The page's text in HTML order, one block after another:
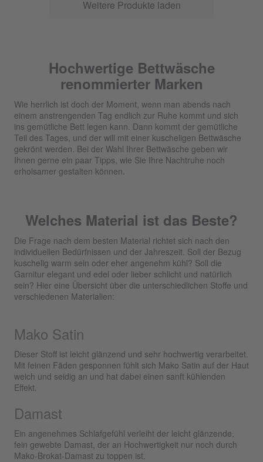
Weitere Produkte laden
Hochwertige Bettwäsche
renommierter Marken
Wie herrlich ist doch der Moment, wenn man abends nach
einem anstrengenden Tag endlich zur Ruhe kommt und sich
ins gemütliche Bett legen kann. Dann kommt der gemütliche
Teil des Tages, und der will mit einer kuscheligen Bettwäsche
gekrönt werden. Bei der Wahl Ihrer Bettwäsche geben wir
Ihnen gerne ein paar Tipps, wie Sie Ihre Nachtruhe noch
erholsamer gestalten können.
Welches Material ist das Beste?
Die Frage nach dem besten Material richtet sich nach den
individuellen Bedürfnissen und der Jahreszeit. Soll der Bezug
kuschelig warm sein oder eher angenehm kühl? Soll die
Garnitur elegant und edel oder lieber schlicht und natürlich
sein? Hier eine Übersicht über die unterschiedlichen Stoffe und
verschiedenen Materialien:
Mako Satin
Dieser Stoff ist leicht glänzend und sehr hochwertig verarbeitet.
Mit feinen Fäden gesponnen fühlt sich Mako Satin auf der Haut
weich und seidig an und hat dabei einen sanft kühlenden
Effekt.
Damast
Ein angenehmes Schlafgefühl verleiht der leicht glänzende,
fein gewebte Damast, der an Hochwertigkeit nur noch durch
Mako-Brokat-Damast zu toppen ist.